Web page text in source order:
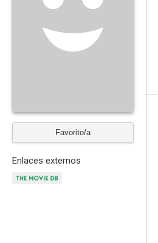
Favorito/a
Enlaces externos